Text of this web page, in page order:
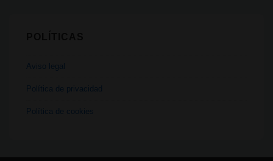
Aviso legal
Política de privacidad
Política de cookies